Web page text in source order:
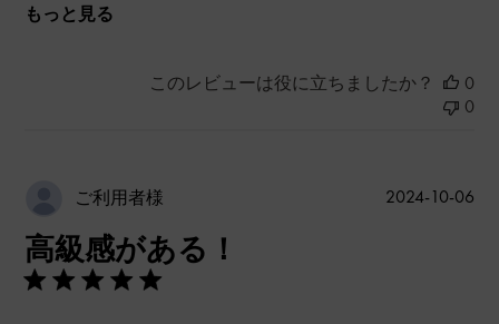
もっと見る
このレビューは役に立ちましたか？
0
0
ご利用者様
高級感がある！
公
2024-10-06